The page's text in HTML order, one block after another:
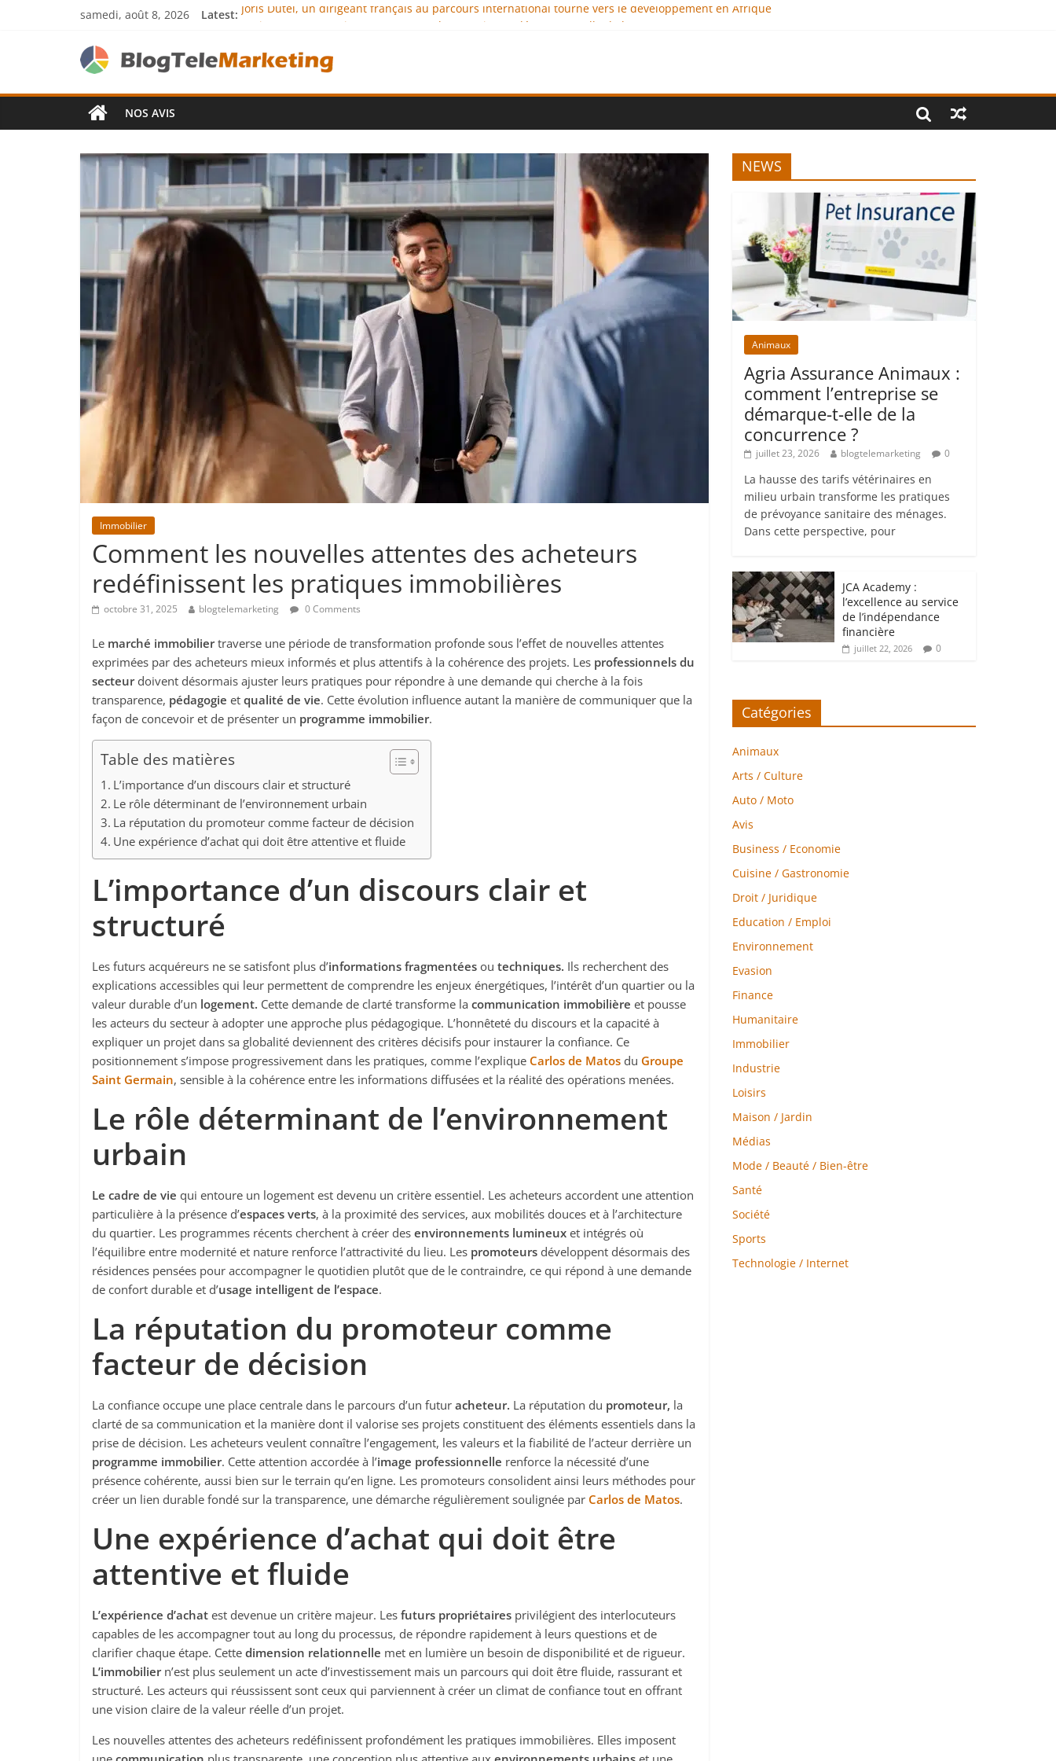
samedi, août 8, 2026 Latest: Joris Dutel, un dirigeant français au parcours international tourné vers le développement en Afrique
JCA Academy : l’excellence au service de l’indépendance financière
Denis Bouclon : la diplomatie éducative comme moteur de coopération internationale
NOS AVIS
Immobilier
Comment les nouvelles attentes des acheteurs
redéfinissent les pratiques immobilières
octobre 31, 2025 blogtelemarketing 0 Comments
Le marché immobiliertraverse une période de transformation profonde sous l’effet de nouvelles attentes
exprimées par des acheteurs mieux informés et plus attentifs à la cohérence des projets. Les professionnels du
secteurdoivent désormais ajuster leurs pratiques pour répondre à une demande qui cherche à la fois
transparence, pédagogie et qualité de vie. Cette évolution influence autant la manière de communiquer que la
façon de concevoir et de présenter un programme immobilier.
Table des matières
L’importance d’un discours clair et structuré
Le rôle déterminant de l’environnement urbain
La réputation du promoteur comme facteur de décision
Une expérience d’achat qui doit être attentive et fluide
L’importance d’un discours clair et
structuré
Les futurs acquéreurs ne se satisfont plus d’informations fragmentées ou techniques. Ils recherchent des
explications accessibles qui leur permettent de comprendre les enjeux énergétiques, l’intérêt d’un quartier ou la
valeur durable d’un logement. Cette demande de clarté transforme la communication immobilière et pousse
les acteurs du secteur à adopter une approche plus pédagogique. L’honnêteté du discours et la capacité à
expliquer un projet dans sa globalité deviennent des critères décisifs pour instaurer la confiance. Ce
positionnement s’impose progressivement dans les pratiques, comme l’explique Carlos de Matos du Groupe
Saint Germain, sensible à la cohérence entre les informations diffusées et la réalité des opérations menées.
Le rôle déterminant de l’environnement
urbain
Le cadre de vie qui entoure un logement est devenu un critère essentiel. Les acheteurs accordent une attention
particulière à la présence d’espaces verts, à la proximité des services, aux mobilités douces et à l’architecture
du quartier. Les programmes récents cherchent à créer des environnements lumineux et intégrés où
l’équilibre entre modernité et nature renforce l’attractivité du lieu. Les promoteurs développent désormais des
résidences pensées pour accompagner le quotidien plutôt que de le contraindre, ce qui répond à une demande
de confort durable et d’usage intelligent de l’espace.
La réputation du promoteur comme
facteur de décision
La confiance occupe une place centrale dans le parcours d’un futur acheteur. La réputation du promoteur, la
clarté de sa communication et la manière dont il valorise ses projets constituent des éléments essentiels dans la
prise de décision. Les acheteurs veulent connaître l’engagement, les valeurs et la fiabilité de l’acteur derrière un
programme immobilier. Cette attention accordée à l’image professionnelle renforce la nécessité d’une
présence cohérente, aussi bien sur le terrain qu’en ligne. Les promoteurs consolident ainsi leurs méthodes pour
créer un lien durable fondé sur la transparence, une démarche régulièrement soulignée par Carlos de Matos.
Une expérience d’achat qui doit être
attentive et fluide
L’expérience d’achat est devenue un critère majeur. Les futurs propriétaires privilégient des interlocuteurs
capables de les accompagner tout au long du processus, de répondre rapidement à leurs questions et de
clarifier chaque étape. Cette dimension relationnelle met en lumière un besoin de disponibilité et de rigueur.
L’immobiliern’est plus seulement un acte d’investissement mais un parcours qui doit être fluide, rassurant et
structuré. Les acteurs qui réussissent sont ceux qui parviennent à créer un climat de confiance tout en offrant
une vision claire de la valeur réelle d’un projet.
Les nouvelles attentes des acheteurs redéfinissent profondément les pratiques immobilières. Elles imposent
NEWS
Animaux
Agria Assurance Animaux :
comment l’entreprise se
démarque-t-elle de la
concurrence ?
juillet 23, 2026 blogtelemarketing 0
La hausse des tarifs vétérinaires en
milieu urbain transforme les pratiques
de prévoyance sanitaire des ménages.
Dans cette perspective, pour
JCA Academy :
l’excellence au service
de l’indépendance
financière
juillet 22, 2026 0
Catégories
Animaux
Arts / Culture
Auto / Moto
Avis
Business / Economie
Cuisine / Gastronomie
Droit / Juridique
Education / Emploi
Environnement
Evasion
Finance
Humanitaire
Immobilier
Industrie
Loisirs
Maison / Jardin
Médias
Mode / Beauté / Bien-être
Santé
Société
Sports
Technologie / Internet